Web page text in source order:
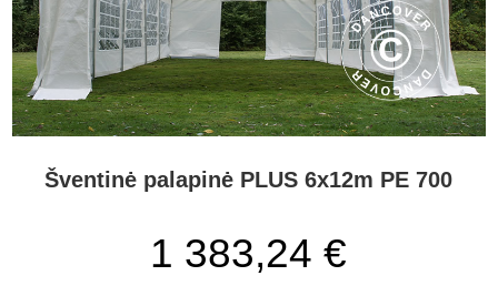
Šventinė palapinė PLUS 6x12m PE 700
1 383,24 €